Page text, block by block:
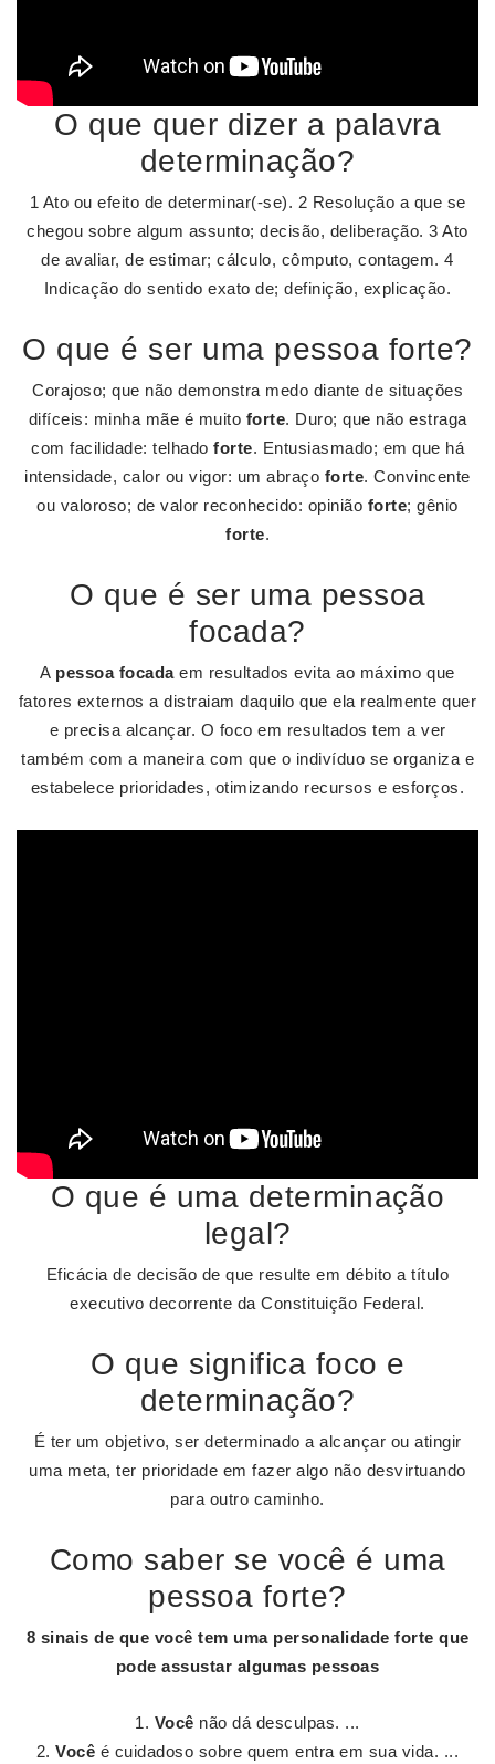
O que quer dizer a palavra
determinação?
1 Ato ou efeito de determinar(-se). 2 Resolução a que se
chegou sobre algum assunto; decisão, deliberação. 3 Ato
de avaliar, de estimar; cálculo, cômputo, contagem. 4
Indicação do sentido exato de; definição, explicação.
O que é ser uma pessoa forte?
Corajoso; que não demonstra medo diante de situações
difíceis: minha mãe é muito forte. Duro; que não estraga
com facilidade: telhado forte. Entusiasmado; em que há
intensidade, calor ou vigor: um abraço forte. Convincente
ou valoroso; de valor reconhecido: opinião forte; gênio
forte.
O que é ser uma pessoa
focada?
A pessoa focadaem resultados evita ao máximo que
fatores externos a distraiam daquilo que ela realmente quer
e precisa alcançar. O foco em resultados tem a ver
também com a maneira com que o indivíduo se organiza e
estabelece prioridades, otimizando recursos e esforços.
O que é uma determinação
legal?
Eficácia de decisão de que resulte em débito a título
executivo decorrente da Constituição Federal.
O que significa foco e
determinação?
É ter um objetivo, ser determinado a alcançar ou atingir
uma meta, ter prioridade em fazer algo não desvirtuando
para outro caminho.
Como saber se você é uma
pessoa forte?
8 sinais de que você tem uma personalidade forte que
pode assustar algumas pessoas
Você não dá desculpas. ...
Você é cuidadoso sobre quem entra em sua vida. ...